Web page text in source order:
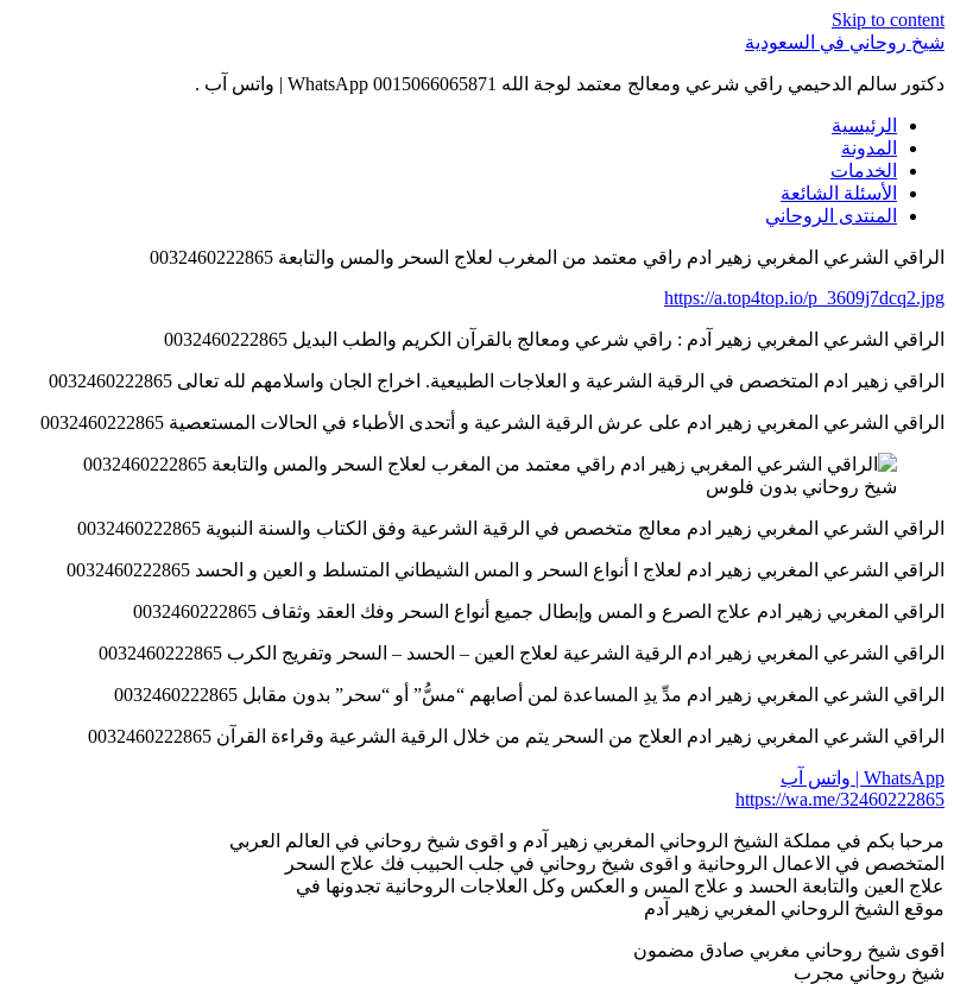
Skip to content
شيخ روحاني في السعودية
دكتور سالم الدحيمي راقي شرعي ومعالج معتمد لوجة الله 0015066065871 WhatsApp | واتس آب .
الرئيسية
المدونة
الخدمات
الأسئلة الشائعة
المنتدى الروحاني
الراقي الشرعي المغربي زهير ادم راقي معتمد من المغرب لعلاج السحر والمس والتابعة 0032460222865
https://a.top4top.io/p_3609j7dcq2.jpg
الراقي الشرعي المغربي زهير آدم : راقي شرعي ومعالج بالقرآن الكريم والطب البديل 0032460222865
الراقي زهير ادم المتخصص في الرقية الشرعية و العلاجات الطبيعية. اخراج الجان واسلامهم لله تعالى 0032460222865
الراقي الشرعي المغربي زهير ادم على عرش الرقية الشرعية و أتحدى الأطباء في الحالات المستعصية 0032460222865
شيخ روحاني بدون فلوس
الراقي الشرعي المغربي زهير ادم معالج متخصص في الرقية الشرعية وفق الكتاب والسنة النبوية 0032460222865
الراقي الشرعي المغربي زهير ادم لعلاج ا أنواع السحر و المس الشيطاني المتسلط و العين و الحسد 0032460222865
الراقي المغربي زهير ادم علاج الصرع و المس وإبطال جميع أنواع السحر وفك العقد وثقاف 0032460222865
الراقي الشرعي المغربي زهير ادم الرقية الشرعية لعلاج العين – الحسد – السحر وتفريج الكرب 0032460222865
الراقي الشرعي المغربي زهير ادم مدِّ يدِ المساعدة لمن أصابهم “مسُّ” أو “سحر” بدون مقابل 0032460222865
الراقي الشرعي المغربي زهير ادم العلاج من السحر يتم من خلال الرقية الشرعية وقراءة القرآن 0032460222865
WhatsApp | واتس آب
https://wa.me/32460222865
مرحبا بكم في مملكة الشيخ الروحاني المغربي زهير آدم و اقوى شيخ روحاني في العالم العربي
المتخصص في الاعمال الروحانية و اقوى شيخ روحاني في جلب الحبيب فك علاج السحر
علاج العين والتابعة الحسد و علاج المس و العكس وكل العلاجات الروحانية تجدونها في
موقع الشيخ الروحاني المغربي زهير آدم
اقوى شيخ روحاني مغربي صادق مضمون
شيخ روحاني مجرب